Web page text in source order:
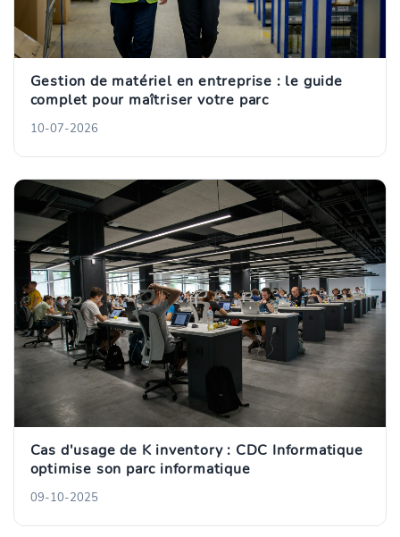
Gestion de matériel en entreprise : le guide
complet pour maîtriser votre parc
10-07-2026
Cas d'usage de K inventory : CDC Informatique
optimise son parc informatique
09-10-2025